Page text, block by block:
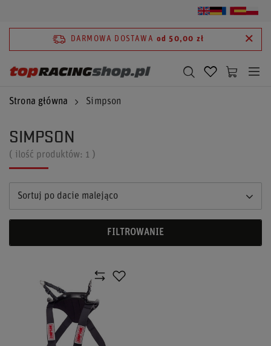
DARMOWA DOSTAWA od 50,00 zł
Strona główna Simpson
SIMPSON
( ilość produktów: 1 )
Sortuj po dacie malejąco
FILTROWANIE